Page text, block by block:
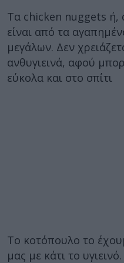
Τα chicken nuggets ή,
είναι από τα
μεγάλων. Δεν
ανθυγιεινά, αφού
εύκολα και στο σπίτι
Το κοτόπουλο το
μας με κάτι το